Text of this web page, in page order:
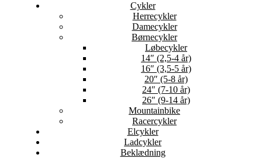
Cykler
Herrecykler
Damecykler
Børnecykler
Løbecykler
14″ (2,5-4 år)
16″ (3,5-5 år)
20″ (5-8 år)
24″ (7-10 år)
26″ (9-14 år)
Mountainbike
Racercykler
Elcykler
Ladcykler
Beklædning